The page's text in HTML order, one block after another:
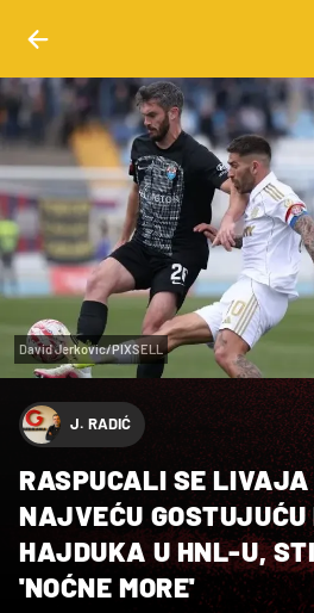
David Jerkovic/PIXSELL
J. RADIĆ
RASPUCALI SE
NAJVEĆU GOSTUJUĆU
HAJDUKA U HNL-U,
'NOĆNE MORE'